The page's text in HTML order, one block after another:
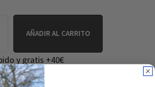
AÑADIR AL CARRITO
y gratis +40€
seguro